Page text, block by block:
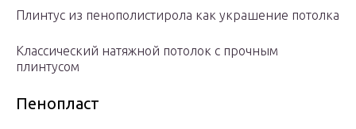
Плинтус из пенополистирола как украшение потолка
Классический натяжной потолок с прочным
плинтусом
Пенопласт